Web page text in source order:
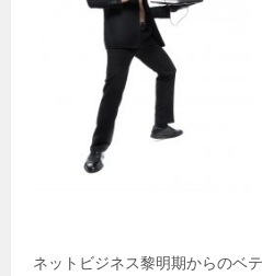
ネットビジネス黎明期からのベ